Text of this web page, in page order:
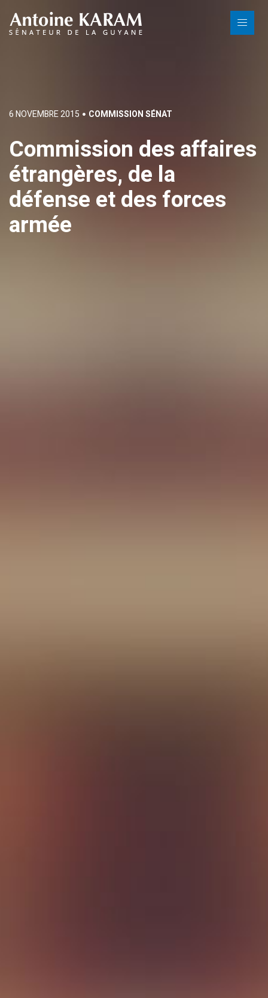
6 NOVEMBRE 2015 COMMISSION SÉNAT
Commission des affaires
étrangères, de la
défense et des forces
armée